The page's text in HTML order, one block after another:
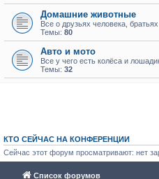
Домашние животные
Все о друзьях человека,
Темы: 80
Авто и мото
Все у чего есть колёса и
Темы: 32
КТО СЕЙЧАС НА КОНФЕРЕНЦИИ
Сейчас этот форум просматривают: нет
Список форумов